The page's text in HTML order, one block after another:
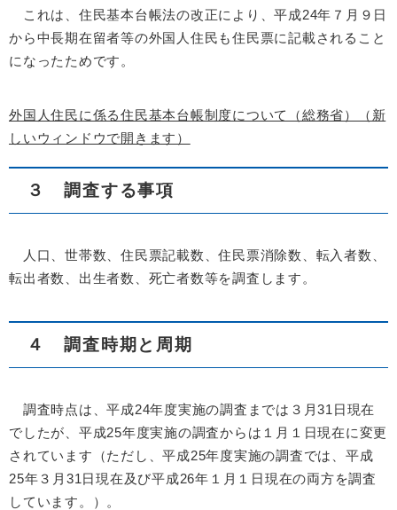
これは、住民基本台帳法の改正により、平成24年７月９日
から中長期在留者等の外国人住民も住民票に記載されること
になったためです。
外国人住民に係る住民基本台帳制度について（総務省）（新
しいウィンドウで開きます）
３ 調査する事項
人口、世帯数、住民票記載数、住民票消除数、転入者数、
転出者数、出生者数、死亡者数等を調査します。
４ 調査時期と周期
調査時点は、平成24年度実施の調査までは３月31日現在
でしたが、平成25年度実施の調査からは１月１日現在に変更
されています（ただし、平成25年度実施の調査では、平成
25年３月31日現在及び平成26年１月１日現在の両方を調査
しています。）。